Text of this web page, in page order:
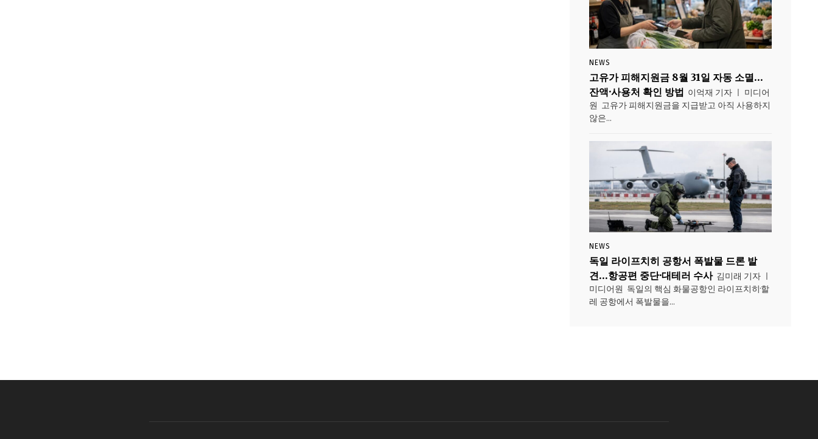
NEWS
고유가 피해지원금 8월 31일 자동 소멸…
잔액·사용처 확인 방법 이억재 기자 ㅣ 미디어
원 고유가 피해지원금을 지급받고 아직 사용하지
않은...
NEWS
독일 라이프치히 공항서 폭발물 드론 발
견…항공편 중단·대테러 수사 김미래 기자 ㅣ
미디어원 독일의 핵심 화물공항인 라이프치히·할
레 공항에서 폭발물을...